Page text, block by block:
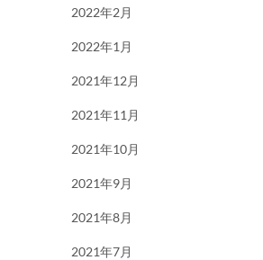
2022年2月
2022年1月
2021年12月
2021年11月
2021年10月
2021年9月
2021年8月
2021年7月